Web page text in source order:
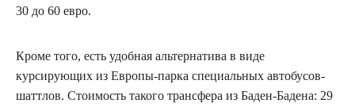
30 до 60 евро.
Кроме того, есть удобная альтернатива в виде
курсирующих из Европы-парка специальных автобусов-
шаттлов. Стоимость такого трансфера из Баден-Бадена: 29